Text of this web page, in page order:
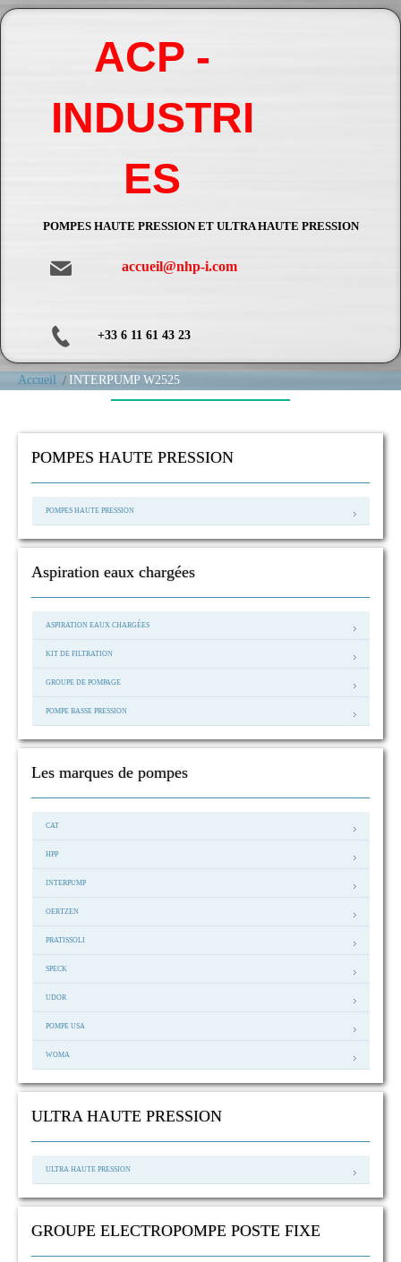
ACP -
INDUSTRI
ES
POMPES HAUTE PRESSION ET ULTRA HAUTE PRESSION
accueil@nhp-i.com
+33 6 11 61 43 23
Accueil INTERPUMP W2525
POMPES HAUTE PRESSION
POMPES HAUTE PRESSION
Aspiration eaux chargées
ASPIRATION EAUX CHARGÉES
KIT DE FILTRATION
GROUPE DE POMPAGE
POMPE BASSE PRESSION
Les marques de pompes
CAT
HPP
INTERPUMP
OERTZEN
PRATISSOLI
SPECK
UDOR
POMPE USA
WOMA
ULTRA HAUTE PRESSION
ULTRA HAUTE PRESSION
GROUPE ELECTROPOMPE POSTE FIXE